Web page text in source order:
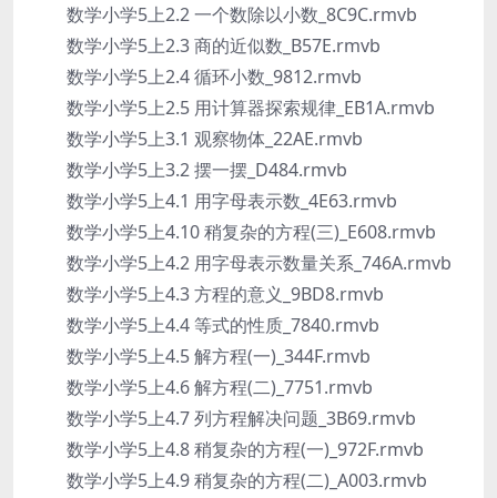
数学小学5上2.2 一个数除以小数_8C9C.rmvb
数学小学5上2.3 商的近似数_B57E.rmvb
数学小学5上2.4 循环小数_9812.rmvb
数学小学5上2.5 用计算器探索规律_EB1A.rmvb
数学小学5上3.1 观察物体_22AE.rmvb
数学小学5上3.2 摆一摆_D484.rmvb
数学小学5上4.1 用字母表示数_4E63.rmvb
数学小学5上4.10 稍复杂的方程(三)_E608.rmvb
数学小学5上4.2 用字母表示数量关系_746A.rmvb
数学小学5上4.3 方程的意义_9BD8.rmvb
数学小学5上4.4 等式的性质_7840.rmvb
数学小学5上4.5 解方程(一)_344F.rmvb
数学小学5上4.6 解方程(二)_7751.rmvb
数学小学5上4.7 列方程解决问题_3B69.rmvb
数学小学5上4.8 稍复杂的方程(一)_972F.rmvb
数学小学5上4.9 稍复杂的方程(二)_A003.rmvb